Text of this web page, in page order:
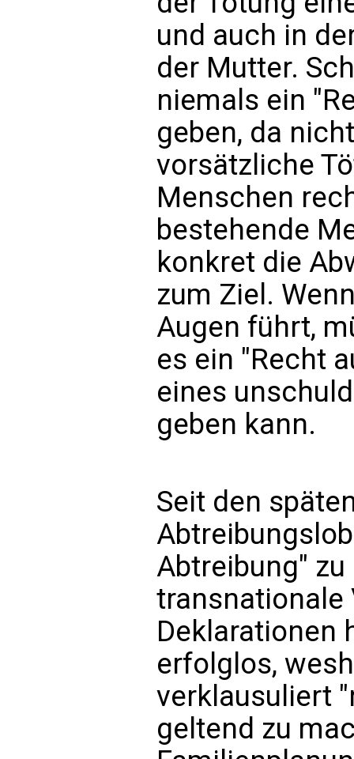
und auch in
der Mutter.
niemals ein
geben, da
vorsätzliche
Menschen
bestehende
konkret die
zum Ziel.
Augen führt,
es ein "Recht
eines
geben kann.
Seit den
Abtreibung"
transnationale
Deklarationen
erfolglos,
verklausuliert
geltend zu